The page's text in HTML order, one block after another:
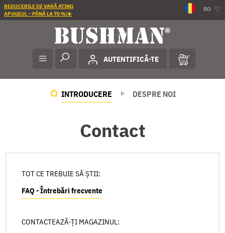
REDUCERILE DE VARĂ ATING
APOGEUL – PÂNĂ LA 70 %!☀️
RO
AUTENTIFICĂ-TE
INTRODUCERE DESPRE NOI
Contact
TOT CE TREBUIE SĂ ȘTII:
FAQ - Întrebări frecvente
CONTACTEAZĂ-ȚI MAGAZINUL: